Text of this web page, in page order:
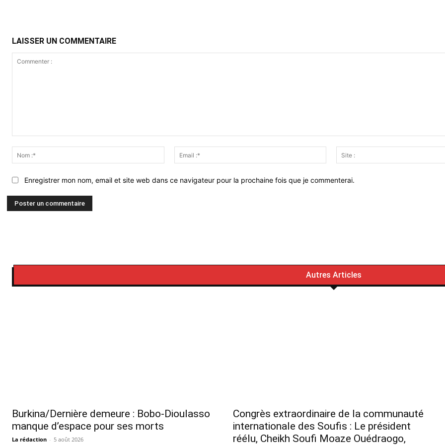
LAISSER UN COMMENTAIRE
:*
Email
:*
Enregistrer mon nom, email et site web dans ce navigateur pour la prochaine fois que je commenterai.
Autres Articles
Burkina/Dernière demeure : Bobo-Dioulasso
manque d’espace pour ses morts
La rédaction - 5 août 2026
Congrès extraordinaire de la communauté
internationale des Soufis : Le président
réélu, Cheikh Soufi Moaze Ouédraogo,